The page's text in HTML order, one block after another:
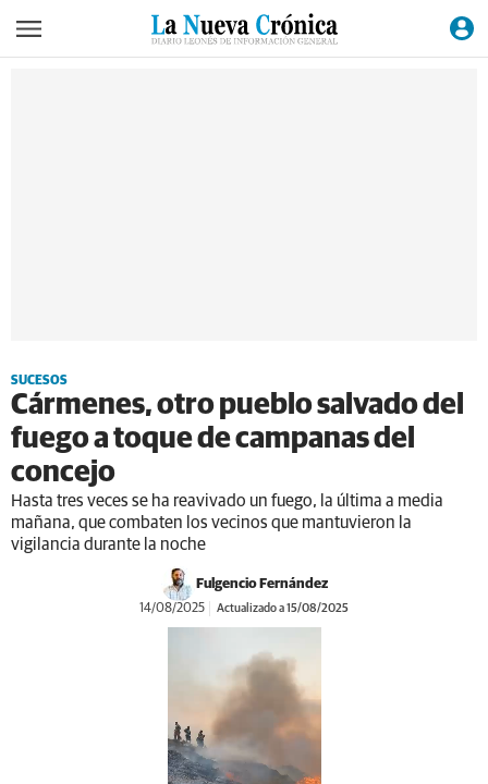
SUCESOS
Cármenes, otro pueblo salvado del
fuego a toque de campanas del
concejo
Hasta tres veces se ha reavivado un fuego, la última a media
mañana, que combaten los vecinos que mantuvieron la
vigilancia durante la noche
Fulgencio Fernández
14/08/2025 Actualizado a 15/08/2025